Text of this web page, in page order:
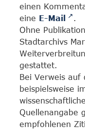
einen
eine E-Mail
.
Ohne
Stadtarchivs
gestattet.
Bei Verweis auf
beispielsweise
Quellenangabe
empfohlenen